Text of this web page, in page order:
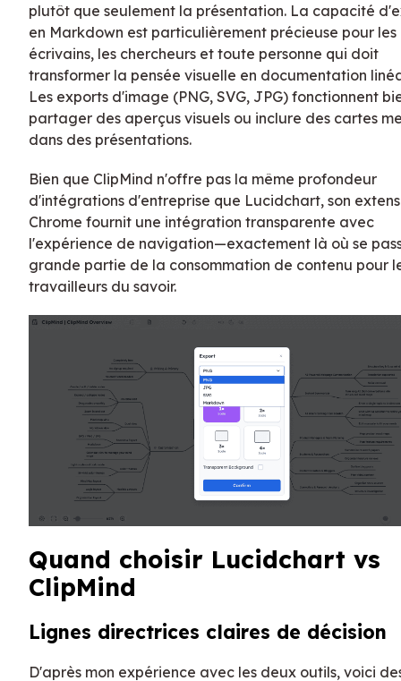
plutôt que seulement la présentation. La capacité
en Markdown est particulièrement précieuse pour les
écrivains, les chercheurs et toute personne qui doit
transformer la pensée visuelle en documentation
Les exports d'image (PNG, SVG, JPG) fonctionnent
partager des aperçus visuels ou inclure des cartes
dans des présentations.
Bien que ClipMind n'offre pas la même profondeur
d'intégrations d'entreprise que Lucidchart, son
Chrome fournit une intégration transparente avec
l'expérience de navigation—exactement là où se
grande partie de la consommation de contenu pour
travailleurs du savoir.
Quand choisir Lucidchart vs
ClipMind
Lignes directrices claires de décision
D'après mon expérience avec les deux outils, voici